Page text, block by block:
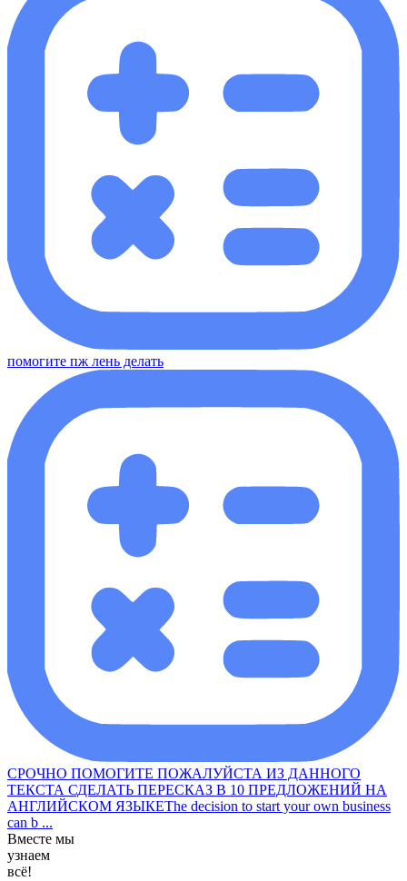
помогите пж лень делать
СРОЧНО ПОМОГИТЕ ПОЖАЛУЙСТА ИЗ ДАННОГО
ТЕКСТА СДЕЛАТЬ ПЕРЕСКАЗ В 10 ПРЕДЛОЖЕНИЙ НА
АНГЛИЙСКОМ ЯЗЫКЕThe decision to start your own business
can b ...
Вместе мы
узнаем
всё!